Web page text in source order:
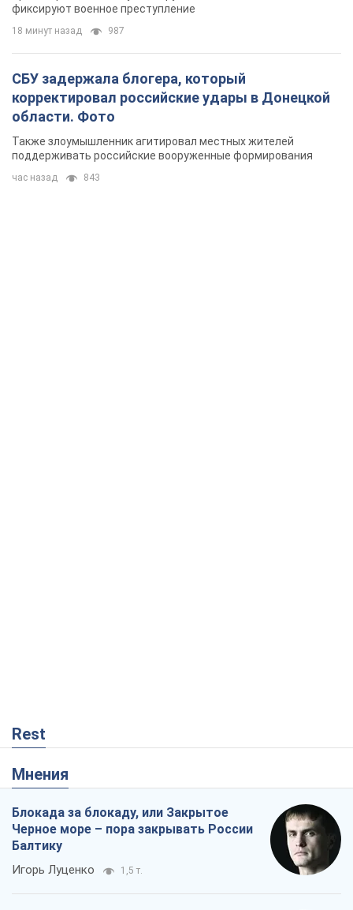
фиксируют военное преступление
18 минут назад 987
СБУ задержала блогера, который
корректировал российские удары в Донецкой
области. Фото
Также злоумышленник агитировал местных жителей
поддерживать российские вооруженные формирования
час назад 843
Rest
Мнения
Блокада за блокаду, или Закрытое
Черное море – пора закрывать России
Балтику
Игорь Луценко 1,5 т.